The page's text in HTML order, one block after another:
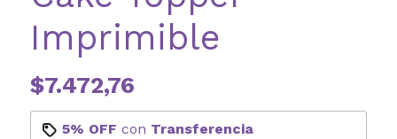
Imprimible
$7.472,76
5% OFF con Transferencia